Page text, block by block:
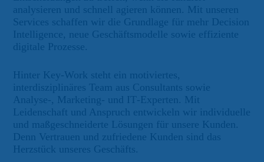
analysieren und schnell agieren können. Mit unseren
Services schaffen wir die Grundlage für mehr Decision
Intelligence, neue Geschäftsmodelle sowie effiziente
digitale Prozesse.
Hinter Key‑Work steht ein motiviertes,
interdisziplinäres Team aus Consultants sowie
Analyse‑, Marketing‑ und IT‑Experten. Mit
Leidenschaft und Anspruch entwickeln wir individuelle
und maßgeschneiderte Lösungen für unsere Kunden.
Denn Vertrauen und zufriedene Kunden sind das
Herzstück unseres Geschäfts.